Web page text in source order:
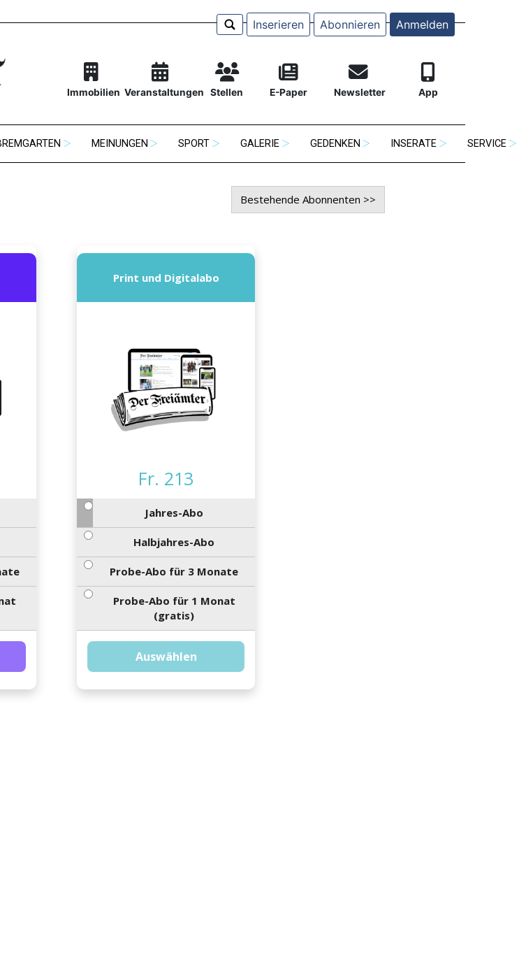
Inserieren Abonnieren Anmelden
Immobilien Veranstaltungen Stellen E-Paper Newsletter App
MEINUNGEN SPORT GALERIE GEDENKEN INSERATE SERVICE